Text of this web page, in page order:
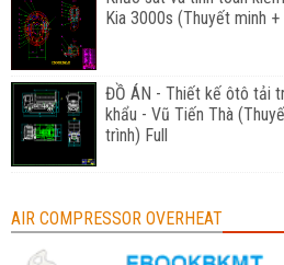
Kia 3000s (Thuyết minh +
ĐỒ ÁN - Thiết kế ôtô tải
khẩu - Vũ Tiến Thà
trình) Full
AIR COMPRESSOR OVERHEAT